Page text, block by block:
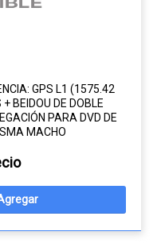
GPS L1 (1575.42
BEIDOU DE DOBLE
PARA DVD DE
MACHO